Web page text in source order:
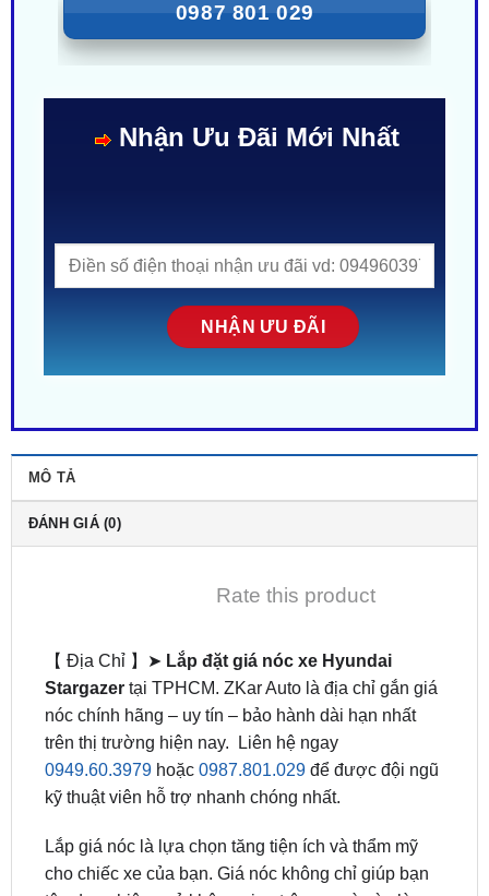
0987 801 029
Nhận Ưu Đãi Mới Nhất
MÔ TẢ
ĐÁNH GIÁ (0)
Rate this product
【 Địa Chỉ 】➤ Lắp đặt giá nóc xe Hyundai
Stargazertại TPHCM. ZKar Auto là địa chỉ gắn giá
nóc chính hãng – uy tín – bảo hành dài hạn nhất
trên thị trường hiện nay. Liên hệ ngay
0949.60.3979hoặc 0987.801.029để được đội ngũ
kỹ thuật viên hỗ trợ nhanh chóng nhất.
Lắp giá nóc là lựa chọn tăng tiện ích và thẩm mỹ
cho chiếc xe của bạn. Giá nóc không chỉ giúp bạn